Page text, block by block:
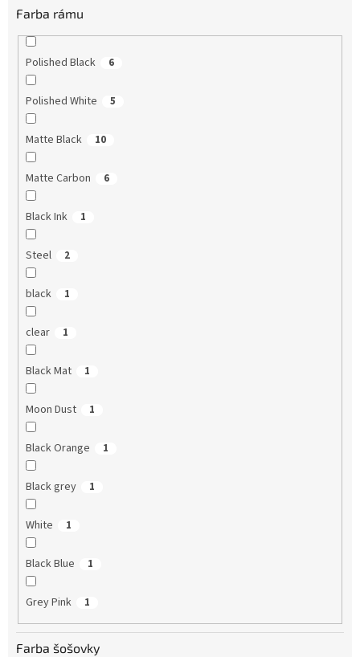
Farba rámu
Polished Black 6
Polished White 5
Matte Black 10
Matte Carbon 6
Black Ink 1
Steel 2
black 1
clear 1
Black Mat 1
Moon Dust 1
Black Orange 1
Black grey 1
White 1
Black Blue 1
Grey Pink 1
Farba šošovky